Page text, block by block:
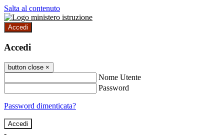
Salta al contenuto
Accedi
Accedi
button close ×
Nome Utente
Password
Password dimenticata?
-